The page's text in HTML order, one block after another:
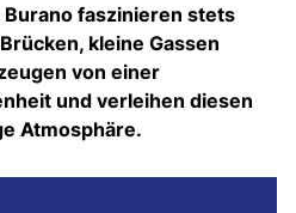
faszinieren stets
kleine Gassen
von einer
und verleihen diesen
Atmosphäre.